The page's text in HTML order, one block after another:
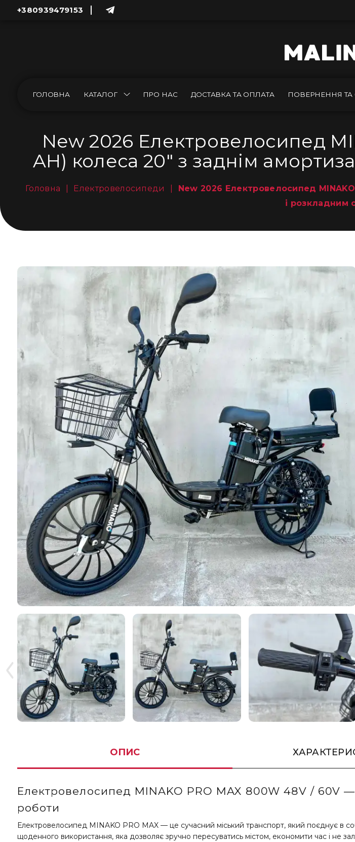
+380939479153
ГОЛОВНА КАТАЛОГ ПРО НАС ДОСТАВКА ТА ОПЛАТА ПОВЕРНЕННЯ ТА
New 2026 Електровелосипед
AH) колеса 20" з заднім
Головна Електровелосипеди
New 2026 Електровелосипед
і розкладним
ОПИС
Електровелосипед MINAKO PRO MAX 800W 48V / 60V
роботи
Електровелосипед MINAKO PRO MAX — це сучасний міський транспорт, який поєднує в
щоденного використання, яка дозволяє зручно пересуватись містом, економити час і не